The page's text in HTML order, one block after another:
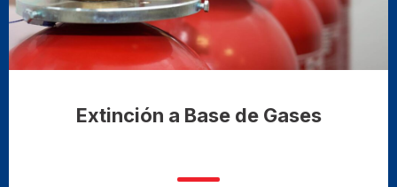
Extinción a Base de Gases